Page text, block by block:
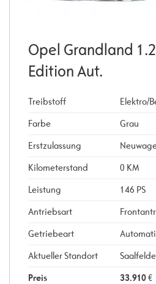
Opel Grandland
Edition Aut.
Treibstoff
Elektro/
Farbe
Grau
Erstzulassung
Kilometerstand
0 KM
Leistung
146 PS
Antriebsart
Getriebeart
Aktueller Standort
Preis
33.910€